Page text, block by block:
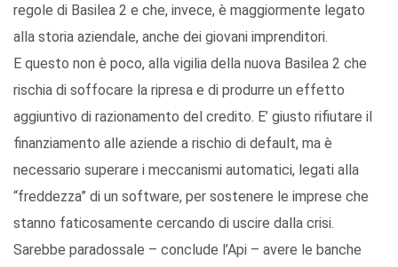
regole di Basilea 2 e che, invece, è maggiormente legato
alla storia aziendale, anche dei giovani imprenditori.
E questo non è poco, alla vigilia della nuova Basilea 2 che
rischia di soffocare la ripresa e di produrre un effetto
aggiuntivo di razionamento del credito. E’ giusto rifiutare il
finanziamento alle aziende a rischio di default, ma è
necessario superare i meccanismi automatici, legati alla
“freddezza” di un software, per sostenere le imprese che
stanno faticosamente cercando di uscire dalla crisi.
Sarebbe paradossale – conclude l’Api – avere le banche